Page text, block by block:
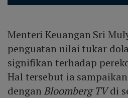
Menteri Keuangan Sri
penguatan nilai tukar
signifikan terhadap
Hal tersebut ia
dengan Bloomberg TVdi